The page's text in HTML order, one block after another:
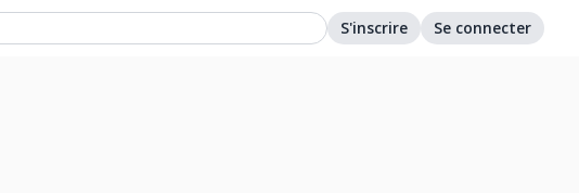
S'inscrire Se connecter